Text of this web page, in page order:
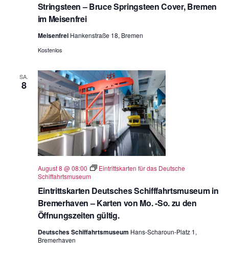
Stringsteen – Bruce Springsteen Cover, Bremen
im Meisenfrei
Meisenfrei Hankenstraße 18, Bremen
Kostenlos
SA.
8
Eintrittskarten Deutsches Schifffahrtsmuseum in
Bremerhaven – Karten von Mo. -So. zu den
Öffnungszeiten gültig.
August 8 @ 08:00
Eintrittskarten für das Deutsche
Schiffahrtsmuseum
Deutsches Schiffahrtsmuseum Hans-Scharoun-Platz 1,
Bremerhaven